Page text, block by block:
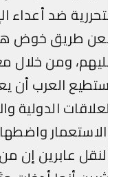
ضد أعداء
طريق خوض هذه
ومن خلال
العرب أن
الدولية
واضطهاد
عابرين إن من